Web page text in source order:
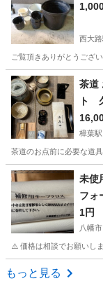
西大路
ご覧頂きありがとうござ
京都 京都市 西
茶道
ト
樟葉駅
茶道のお点前に必要な道
京都 八幡市 樟
未使
フォ
1円
八幡市
⚠️ 価格は相談でお願いし
京都 八幡市
もっと見る